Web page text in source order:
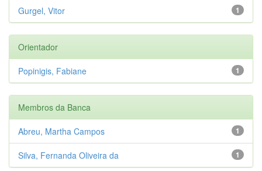
1
Gurgel, Vitor
Orientador
1
Popinigis, Fabiane
Membros da Banca
1
Abreu, Martha Campos
1
Silva, Fernanda Oliveira da